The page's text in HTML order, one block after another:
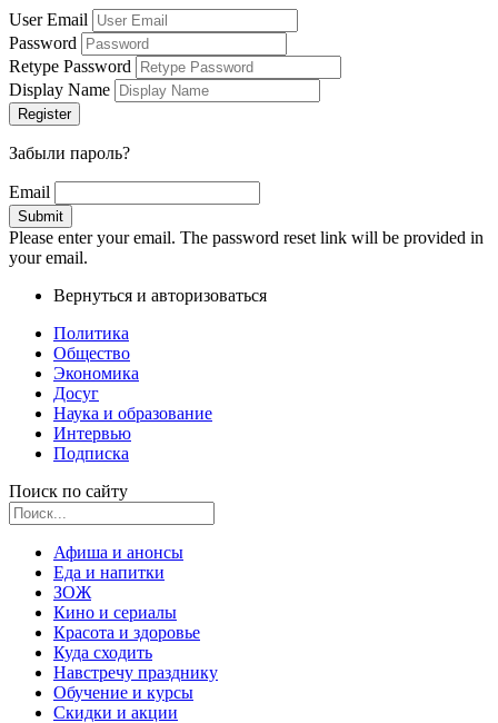
User Email
Password
Retype Password
Display Name
Забыли пароль?
Email
Please enter your email. The password reset link will be provided in
your email.
Вернуться и авторизоваться
Политика
Общество
Экономика
Досуг
Наука и образование
Интервью
Подписка
Поиск по сайту
Афиша и анонсы
Еда и напитки
ЗОЖ
Кино и сериалы
Красота и здоровье
Куда сходить
Навстречу празднику
Обучение и курсы
Скидки и акции